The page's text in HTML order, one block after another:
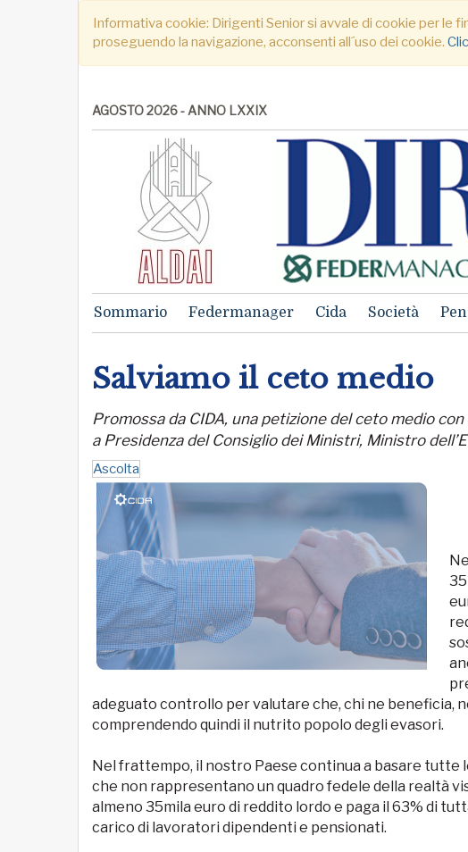
Informativa cookie: Dirigenti Senior si avvale di cookie per le
proseguendo la navigazione, acconsenti all´uso dei cookie.
AGOSTO 2026 - ANNO LXXIX
Sommario Federmanager Cida Società
Salviamo il ceto medio
Promossa da CIDA, una petizione del ceto medio
a Presidenza del Consiglio dei Ministri, Ministro
Ascolta
adeguato controllo per valutare che, chi ne beneficia,
comprendendo quindi il nutrito popolo degli evasori.
Nel frattempo, il nostro Paese continua a basare tutte
che non rappresentano un quadro fedele della realtà
almeno 35mila euro di reddito lordo e paga il 63% di
carico di lavoratori dipendenti e pensionati.